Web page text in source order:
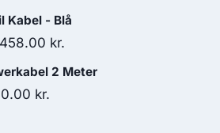
299.00 kr..279.00 kr..
price
was:
price
Kabel - Blå
Original
458.00 kr.
price
2 Meter
kr.